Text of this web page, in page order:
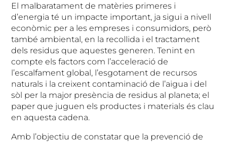
El malbaratament de matèries primeres i
d’energia té un impacte important, ja sigui a nivell
econòmic per a les empreses i consumidors, però
també ambiental, en la recollida i el tractament
dels residus que aquestes generen. Tenint en
compte els factors com l’acceleració de
l’escalfament global, l’esgotament de recursos
naturals i la creixent contaminació de l’aigua i del
sòl per la major presència de residus al planeta; el
paper que juguen els productes i materials és clau
en aquesta cadena.
Amb l’objectiu de constatar que la prevenció de